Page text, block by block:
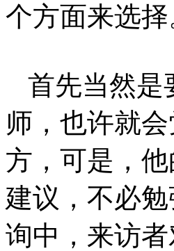
个方面来选择
首先当然是
师，也许就
方，可是，
建议，不必
询中，来访